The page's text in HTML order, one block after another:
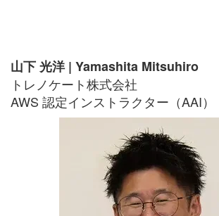
山下 光洋 | Yamashita Mitsuhiro
トレノケート株式会社
AWS 認定インストラクター（AAI）